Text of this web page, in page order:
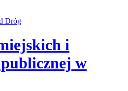
i
w